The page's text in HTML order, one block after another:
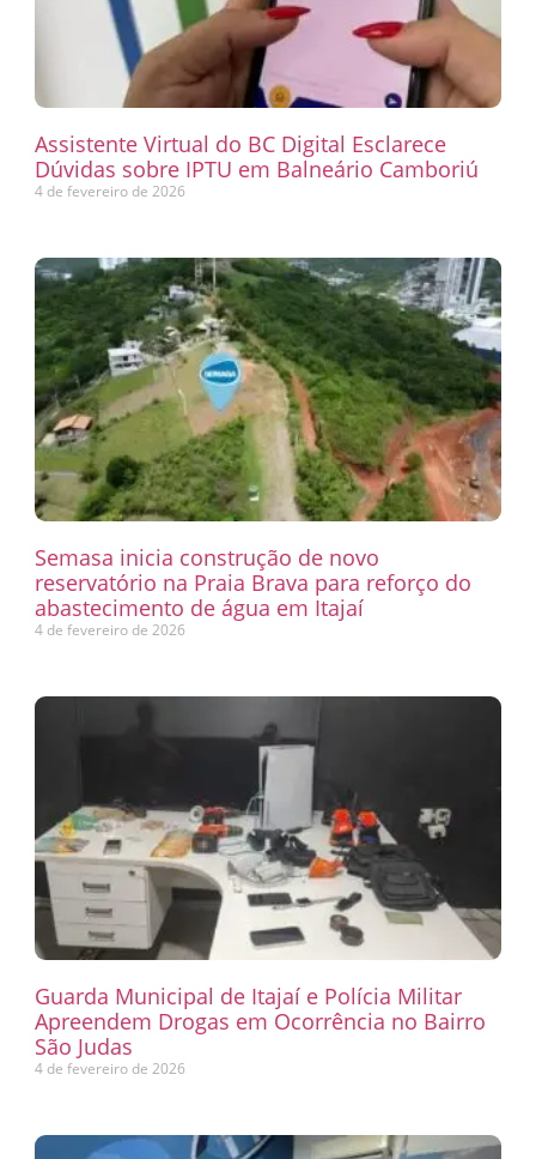
Assistente Virtual do BC Digital Esclarece
Dúvidas sobre IPTU em Balneário Camboriú
4 de fevereiro de 2026
Semasa inicia construção de novo
reservatório na Praia Brava para reforço do
abastecimento de água em Itajaí
4 de fevereiro de 2026
Guarda Municipal de Itajaí e Polícia Militar
Apreendem Drogas em Ocorrência no Bairro
São Judas
4 de fevereiro de 2026